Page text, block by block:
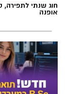
חוג שנתי לתפירה,
אופנה